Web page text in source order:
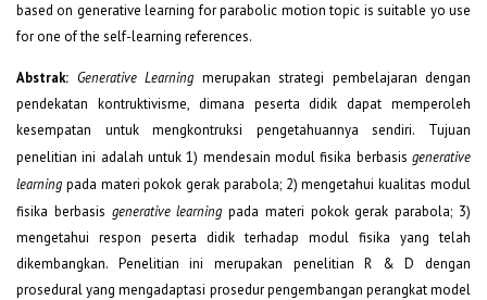
based on generative learning for parabolic motion topic is suitable yo use
for one of the self-learning references.
Abstrak: Generative Learning merupakan strategi pembelajaran dengan
pendekatan kontruktivisme, dimana peserta didik dapat memperoleh
kesempatan untuk mengkontruksi pengetahuannya sendiri. Tujuan
penelitian ini adalah untuk 1) mendesain modul fisika berbasis generative
learning pada materi pokok gerak parabola; 2) mengetahui kualitas modul
fisika berbasis generative learning pada materi pokok gerak parabola; 3)
mengetahui respon peserta didik terhadap modul fisika yang telah
dikembangkan. Penelitian ini merupakan penelitian R & D dengan
prosedural yang mengadaptasi prosedur pengembangan perangkat model